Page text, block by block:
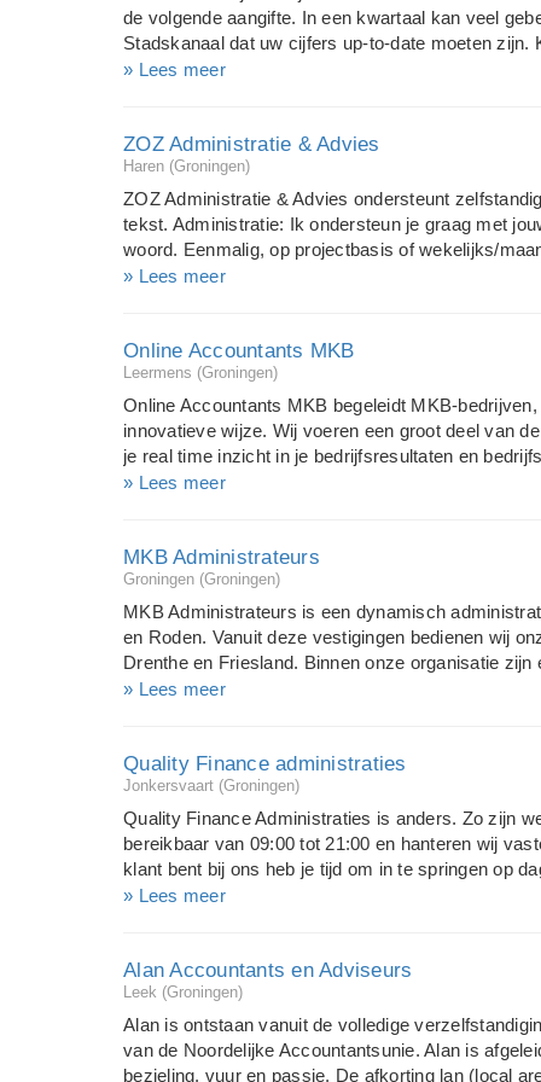
bijvoorbeeld de belastingwetgeving of de
advisering bij te stellen. Ook veranderende
de volgende aangifte. In een kwartaal kan veel
Stadskanaal dat uw cijfers up-to-date moeten zijn.
Stadskanaal als uw betrouwbare partner in
bedrijfsmonitor voortdurend inzage in uw
maandbedrag zodat u niet voor verrassingen komt
werkt. https://www.youtube.com/
Stadskanaal kijkt verder dan cijfers en kiest voor
Elke ondernemer heeft zijn beweegredenen en
» Lees meer
ZOZ Administratie & Advies
Haren (Groningen)
ZOZ Administratie & Advies ondersteunt
tekst. Administratie: Ik ondersteun je graag met
woord. Eenmalig, op projectbasis of wekelijks/
Je kunt mij inzetten voor: Het voeren van je
offertes en facturen Het invoeren van gegevens
schrijven en redigeren van zakelijke teksten. Je
redigeer (o.a. spelfouten verbeteren, overbodige
en leesbaarheid vergroten). Ook kan ik teksten
wensen. Je kunt hier...
» Lees meer
Online Accountants MKB
Leermens (Groningen)
Online Accountants MKB begeleidt MKB-
innovatieve wijze. Wij voeren een groot deel van
je real time inzicht in je bedrijfsresultaten en
ondernemer het voordeel dat je direct kunt
persoonlijk contact tussen de ondernemer en de
groot belang is. We werken niet alleen vóór jou,
is je financieel adviseur online, met wie je snel
wie je ook regelmatig live zaken bespreekt. Online
administratie, transpara...
» Lees meer
MKB Administrateurs
Groningen (Groningen)
MKB Administrateurs is een dynamisch
en Roden. Vanuit deze vestigingen bedienen wij
Drenthe en Friesland. Binnen onze organisatie
ervaring in de accountancy en in het bedrijfsleven.
niet alleen dienen als verantwoording richting
functie hebben binnen uw onderneming. Met
bewijzen, want: wij brengen uw cijfers tot leven!
maar juist ook naar de toekomst kan met een
bedrijfsresultaat behaald worden.
» Lees meer
Quality Finance administraties
Jonkersvaart (Groningen)
Quality Finance Administraties is anders. Zo zijn
bereikbaar van 09:00 tot 21:00 en hanteren wij
klant bent bij ons heb je tijd om in te springen op
moed nieuwe stappen zetten. Want Quality
ondersteunen wij jou bij de meest uiteenlopende
eerlijk en betrouwbaar, met een scherp oog voor
je op vertrouwen. Wij durven de discussie met je
om samen te werken aan jouw ambities. Altijd en
anders.
» Lees meer
Alan Accountants en Adviseurs
Leek (Groningen)
Alan is ontstaan vanuit de volledige
van de Noordelijke Accountantsunie. Alan is
bezieling, vuur en passie. De afkorting lan (local